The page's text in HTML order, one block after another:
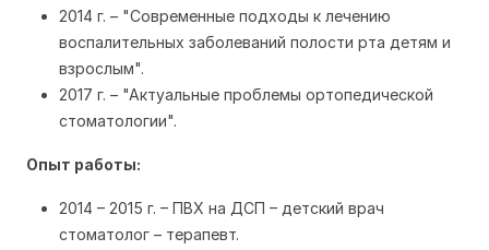
2014 г. – "Современные подходы к лечению
воспалительных заболеваний полости рта детям и
взрослым".
2017 г. – "Актуальные проблемы ортопедической
стоматологии".
Опыт работы:
2014 – 2015 г. – ПВХ на ДСП – детский врач
стоматолог – терапевт.